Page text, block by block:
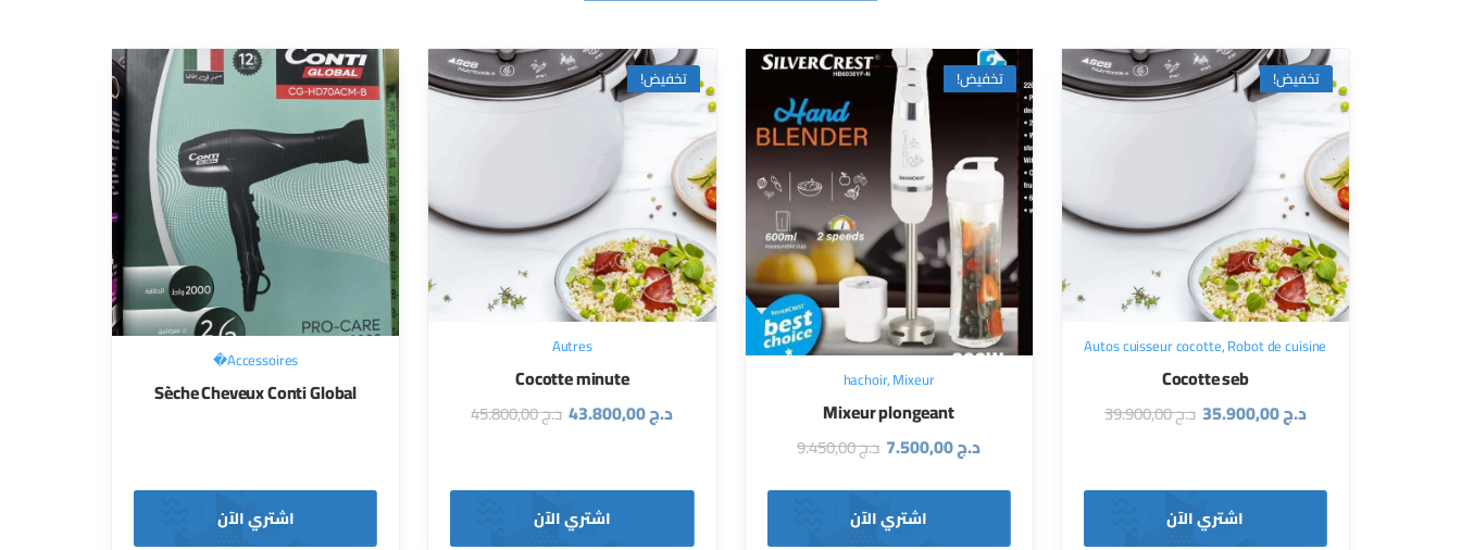
تخفيض!
Autos cuisseur cocotte,Robot de cuisine
Cocotte seb
د.ج35.900,00 د.ج39.900,00
اشتري الآن
تخفيض!
hachoir,Mixeur
Mixeur plongeant
د.ج7.500,00 د.ج9.450,00
اشتري الآن
تخفيض!
Autres
Cocotte minute
د.ج43.800,00 د.ج45.800,00
اشتري الآن
Accessoires�
Sèche Cheveux Conti Global
اشتري الآن